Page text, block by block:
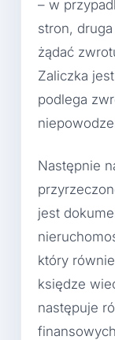
– w
stron,
żądać
Zaliczka
podlega
Następnie
jest
który
księdze
następuje